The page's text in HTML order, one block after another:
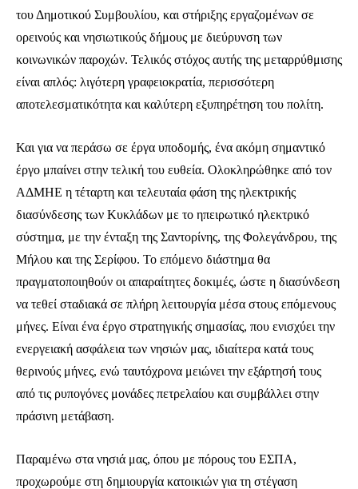
του Δημοτικού Συμβουλίου, και στήριξης εργαζομένων σε
ορεινούς και νησιωτικούς δήμους με διεύρυνση των
κοινωνικών παροχών. Τελικός στόχος αυτής της μεταρρύθμισης
είναι απλός: λιγότερη γραφειοκρατία, περισσότερη
αποτελεσματικότητα και καλύτερη εξυπηρέτηση του πολίτη.
Και για να περάσω σε έργα υποδομής, ένα ακόμη σημαντικό
έργο μπαίνει στην τελική του ευθεία. Ολοκληρώθηκε από τον
ΑΔΜΗΕ η τέταρτη και τελευταία φάση της ηλεκτρικής
διασύνδεσης των Κυκλάδων με το ηπειρωτικό ηλεκτρικό
σύστημα, με την ένταξη της Σαντορίνης, της Φολεγάνδρου, της
Μήλου και της Σερίφου. Το επόμενο διάστημα θα
πραγματοποιηθούν οι απαραίτητες δοκιμές, ώστε η διασύνδεση
να τεθεί σταδιακά σε πλήρη λειτουργία μέσα στους επόμενους
μήνες. Είναι ένα έργο στρατηγικής σημασίας, που ενισχύει την
ενεργειακή ασφάλεια των νησιών μας, ιδιαίτερα κατά τους
θερινούς μήνες, ενώ ταυτόχρονα μειώνει την εξάρτησή τους
από τις ρυπογόνες μονάδες πετρελαίου και συμβάλλει στην
πράσινη μετάβαση.
Παραμένω στα νησιά μας, όπου με πόρους του ΕΣΠΑ,
προχωρούμε στη δημιουργία κατοικιών για τη στέγαση